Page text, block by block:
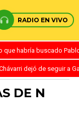
RADIO EN VIVO
que habría buscado
dejó de seguir a
DE N